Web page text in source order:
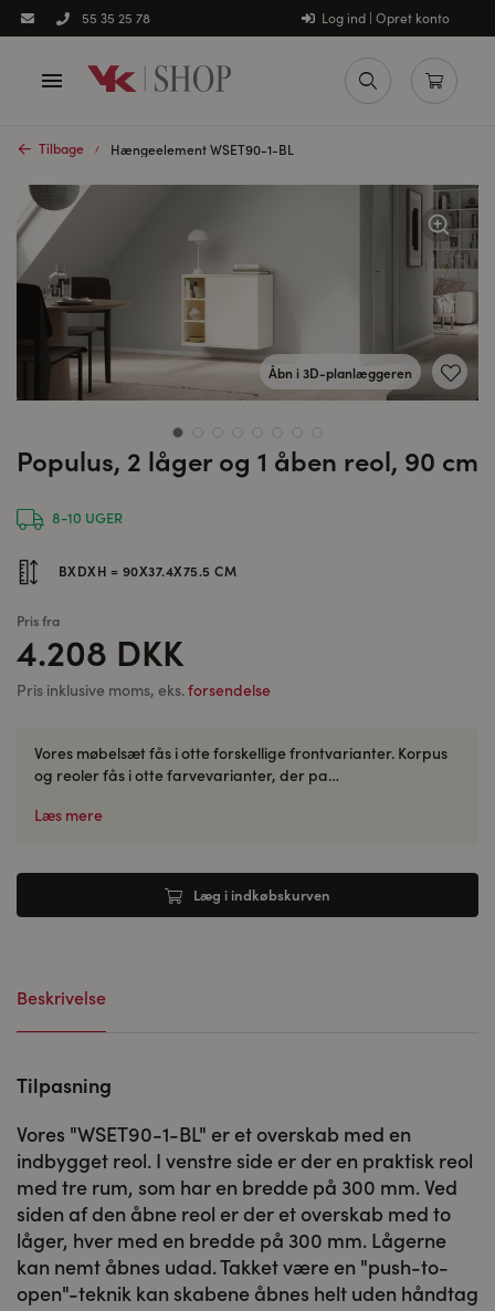
55 35 25 78 Log ind | Opret konto
Tilbage Hængeelement WSET90-1-BL
Åbn i 3D-planlæggeren
Populus, 2 låger og 1 åben reol, 90 cm
8-10 UGER
BXDXH = 90X37.4X75.5 CM
Pris fra
4.208 DKK
Pris inklusive moms, eks.forsendelse
Vores møbelsæt fås i otte forskellige frontvarianter. Korpus
og reoler fås i otte farvevarianter, der pa…
Læs mere
Læg i indkøbskurven
Beskrivelse
Tilpasning
Vores "WSET90-1-BL" er et overskab med en
indbygget reol. I venstre side er der en praktisk reol
med tre rum, som har en bredde på 300 mm. Ved
siden af den åbne reol er der et overskab med to
låger, hver med en bredde på 300 mm. Lågerne
kan nemt åbnes udad. Takket være en "push-to-
open"-teknik kan skabene åbnes helt uden håndtag